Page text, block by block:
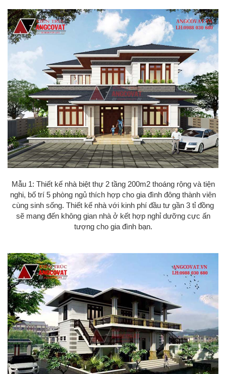
Mẫu 1: Thiết kế nhà biệt thự 2 tầng 200m2 thoáng rộng và tiện
nghi, bố trí 5 phòng ngủ thích hợp cho gia đình đông thành viên
cùng sinh sống. Thiết kế nhà với kinh phí đầu tư gần 3 tỉ đồng
sẽ mang đến không gian nhà ở kết hợp nghỉ dưỡng cực ấn
tượng cho gia đình bạn.